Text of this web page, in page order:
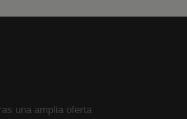
una amplia oferta